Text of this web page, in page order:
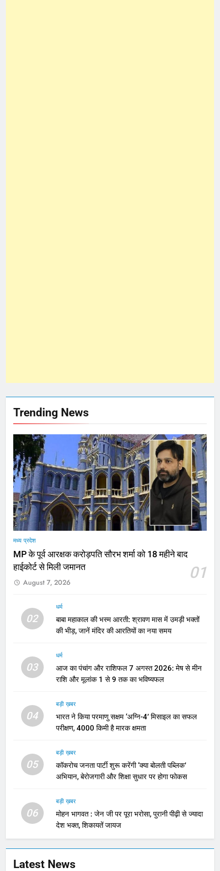
Trending News
मध्य प्रदेश
MP के पूर्व आरक्षक करोड़पति सौरभ शर्मा को 18 महीने बाद
हाईकोर्ट से मिली जमानत
01
August 7, 2026
02
धर्म
बाबा महाकाल की भस्म आरती: श्रावण मास में उमड़ी भक्तों
की भीड़, जानें मंदिर की आरतियों का नया समय
03
धर्म
आज का पंचांग और राशिफल 7 अगस्त 2026: मेष से मीन
राशि और मूलांक 1 से 9 तक का भविष्यफल
04
बड़ी ख़बर
भारत ने किया परमाणु सक्षम ‘अग्नि-4’ मिसाइल का सफल
परीक्षण, 4000 किमी है मारक क्षमता
05
बड़ी ख़बर
कॉकरोच जनता पार्टी शुरू करेंगी ‘क्या बोलती पब्लिक’
अभियान, बेरोजगारी और शिक्षा सुधार पर होगा फोकस
06
बड़ी ख़बर
मोहन भागवत : जेन जी पर पूरा भरोसा, पुरानी पीढ़ी से ज्यादा
देश भक्त, शिकायतें जायज
Latest News